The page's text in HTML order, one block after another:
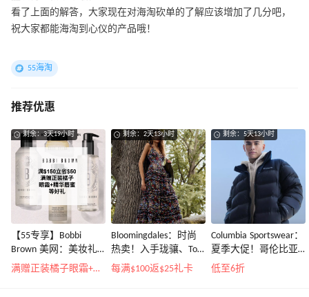
看了上面的解答，大家现在对海淘砍单的了解应该增加了几分吧，
祝大家都能海淘到心仪的产品哦！
55海淘
推荐优惠
剩余：3天19小时
【55专享】Bobbi
Brown 美网：美妆礼
遇！满$150立省$50
满赠正装橘子眼霜+精华唇蜜等好礼
剩余：2天13小时
Bloomingdales：时尚
热卖！入手珑骧、Tory
Burch、拉夫劳伦等
每满$100返$25礼卡
剩余：5天13小时
Columbia Sportswear：
夏季大促！哥伦比亚
运动热卖
低至6折